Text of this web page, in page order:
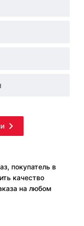
покупатель в
качество
на любом